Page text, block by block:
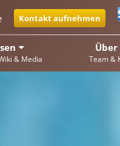
Kontakt aufnehmen
& Media
Über
Team &